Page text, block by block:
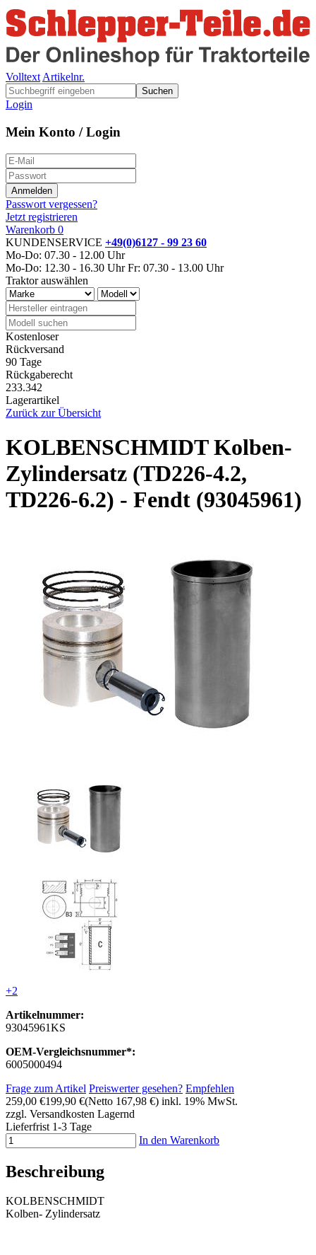
Volltext Artikelnr.
Suchen
Login
Mein Konto / Login
Passwort vergessen?
Jetzt registrieren
Warenkorb 0
KUNDENSERVICE +49(0)6127 - 99 23 60
Mo-Do: 07.30 - 12.00 Uhr
Mo-Do: 12.30 - 16.30 Uhr Fr: 07.30 - 13.00 Uhr
Traktor auswählen
Kostenloser
Rückversand
90 Tage
Rückgaberecht
233.342
Lagerartikel
Zurück zur Übersicht
KOLBENSCHMIDT Kolben-
Zylindersatz (TD226-4.2,
TD226-6.2) - Fendt (93045961)
+2
Artikelnummer:
93045961KS
OEM-Vergleichsnummer*:
6005000494
Frage zum Artikel Preiswerter gesehen? Empfehlen
259,00 €199,90 €(Netto 167,98 €) inkl. 19% MwSt.
zzgl. Versandkosten Lagernd
Lieferfrist 1-3 Tage
In den Warenkorb
Beschreibung
KOLBENSCHMIDT
Kolben- Zylindersatz